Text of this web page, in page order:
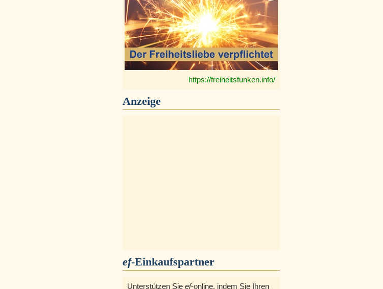
https://freiheitsfunken.info/
Anzeige
ef-Einkaufspartner
Unterstützen Sie ef-online, indem Sie Ihren